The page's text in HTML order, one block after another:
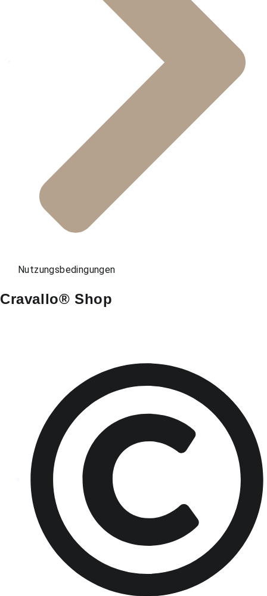
Nutzungsbedingungen
Cravallo® Shop